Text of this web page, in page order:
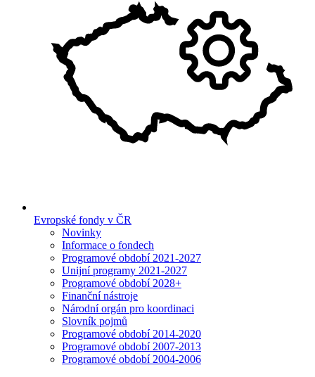
Evropské fondy v ČR
Novinky
Informace o fondech
Programové období 2021-2027
Unijní programy 2021-2027
Programové období 2028+
Finanční nástroje
Národní orgán pro koordinaci
Slovník pojmů
Programové období 2014-2020
Programové období 2007-2013
Programové období 2004-2006